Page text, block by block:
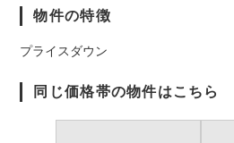
物件の特徴
プライスダウン
同じ価格帯の物件はこちら